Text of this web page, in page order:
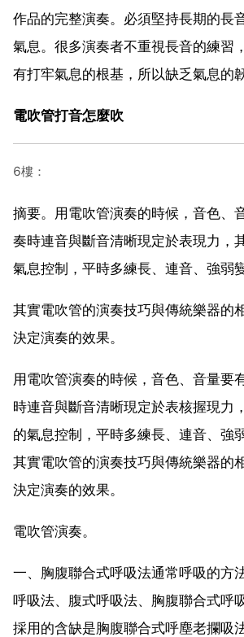
作品的完整演奏。必須堅持長期的長
氣息。很多演奏者不重視長音的練習
有打牢氣息的根基，所以缺乏氣息的韌
電吹管打音怎麼吹
6樓：
摘要。用電吹管演奏的時候，音色、
奏時連音與斷音清晰現定於表現力，
氣息控制，平時多練長、連音、強弱
其實電吹管的演奏技巧與傳統樂器的
決定演奏的效果。
用電吹管演奏的時候，音色、音量要
時連音與斷音清晰現定於表核握現力
的氣息控制，平時多練長、連音、強
其實電吹管的演奏技巧與傳統樂器的
決定演奏的效果。
電吹管演奏。
一、胸腹聯合式呼吸法通常呼吸的方
呼吸法、腹式呼吸法、胸腹聯合式呼
採用的含缺是胸腹聯合式呼塵老攔吸